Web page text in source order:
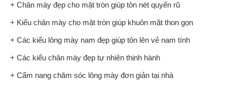
+ Chân mày đẹp cho mặt tròn giúp tôn nét quyến rũ
+ Kiểu chân mày cho mặt tròn giúp khuôn mặt thon gọn
+ Các kiểu lông mày nam đẹp giúp tôn lên vẻ nam tính
+ Các kiểu chân mày đẹp tự nhiên thịnh hành
+ Cẩm nang chăm sóc lông mày đơn giản tại nhà